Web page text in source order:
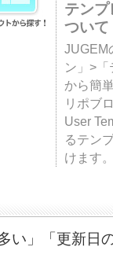
テン
ついて
JUGEM
ン」>
から簡
リポブ
User
るテン
けます
い」「更新日